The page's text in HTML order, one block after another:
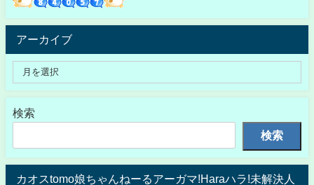
アーカイブ
検索
検索
カオスtomo娘ちゃんねーるアーガマ!Haraハラ!未解決人